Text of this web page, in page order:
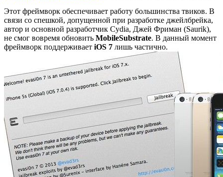
Этот фреймворк обеспечивает работу большинства твиков. В
связи со спешкой, допущенной при разработке джейлбрейка,
автор и основной разработчик Cydia, Джей Фриман (Saurik),
не смог вовремя обновить MobileSubstrate. В данный момент
фреймворк поддерживает iOS 7 лишь частично.